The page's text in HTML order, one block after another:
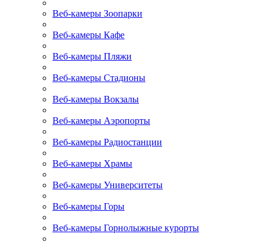
Веб-камеры Зоопарки
Веб-камеры Кафе
Веб-камеры Пляжи
Веб-камеры Стадионы
Веб-камеры Вокзалы
Веб-камеры Аэропорты
Веб-камеры Радиостанции
Веб-камеры Храмы
Веб-камеры Университеты
Веб-камеры Горы
Веб-камеры Горнолыжные курорты